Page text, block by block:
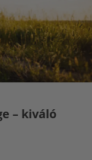
– kiváló